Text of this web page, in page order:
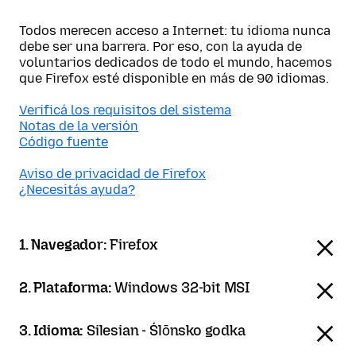
Todos merecen acceso a Internet: tu idioma nunca
debe ser una barrera. Por eso, con la ayuda de
voluntarios dedicados de todo el mundo, hacemos
que Firefox esté disponible en más de 90 idiomas.
Verificá los requisitos del sistema
Notas de la versión
Código fuente
Aviso de privacidad de Firefox
¿Necesitás ayuda?
1. Navegador:Firefox
2. Plataforma:Windows 32-bit MSI
3. Idioma: Silesian - Ślōnsko godka